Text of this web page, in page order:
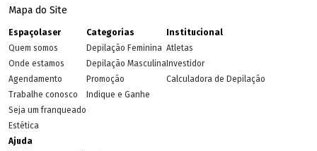
Mapa do Site
Espaçolaser
Quem somos
Onde estamos
Agendamento
Trabalhe conosco
Seja um franqueado
Estética
Categorias
Depilação Feminina
Depilação Masculina
Promoção
Indique e Ganhe
Institucional
Atletas
Investidor
Calculadora de Depilação
Ajuda